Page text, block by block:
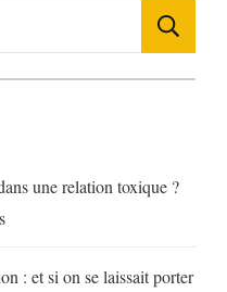
une relation toxique ?
: et si on se laissait porter